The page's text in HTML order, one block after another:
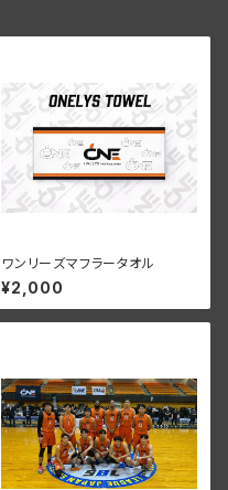
ワンリーズマフラータオル
¥2,000